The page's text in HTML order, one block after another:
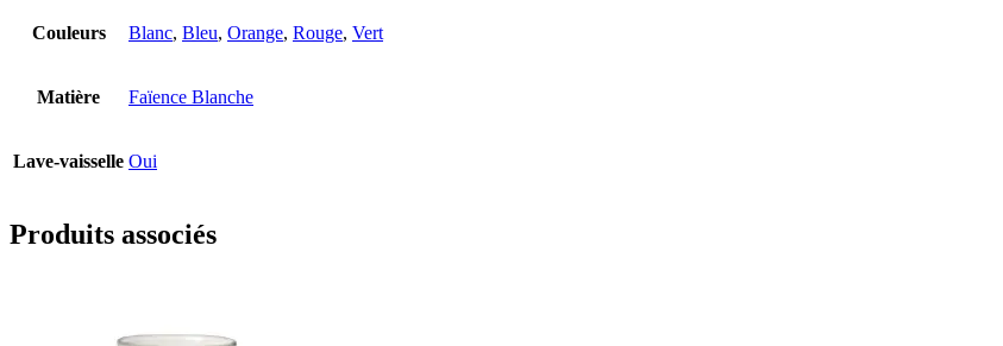
Couleurs Blanc, Bleu, Orange, Rouge, Vert
Matière Faïence Blanche
Lave-vaisselle Oui
Produits associés